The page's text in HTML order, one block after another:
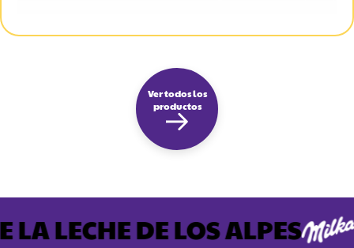
Ver todos los
productos
LECHE DE LOS ALPES